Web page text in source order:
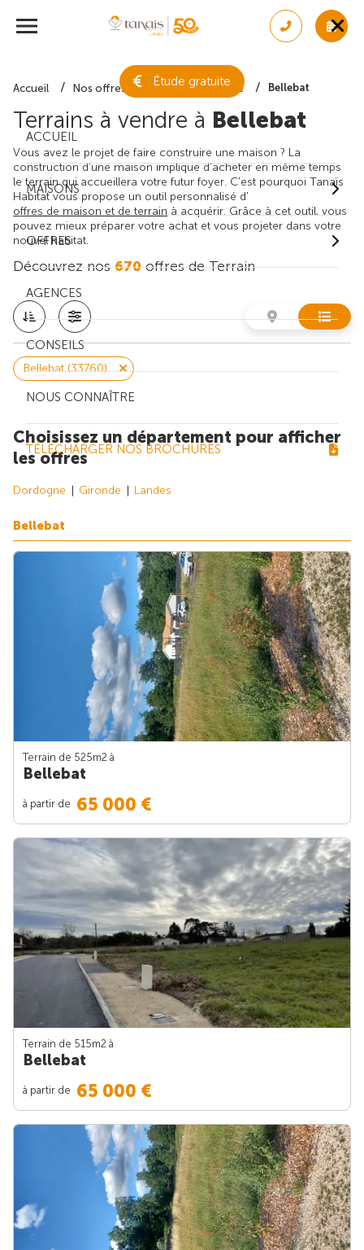
Étude gratuite
ACCUEIL
MAISONS
OFFRES
AGENCES
CONSEILS
NOUS CONNAÎTRE
TÉLÉCHARGER NOS BROCHURES
Accueil Nos offres de terrain Gironde Bellebat
Terrains à vendre à Bellebat
Vous avez le projet de faire construire une maison ? La
construction d'une maison implique d'acheter en même temps
le terrain qui accueillera votre futur foyer. C'est pourquoi Tanaïs
Habitat vous propose un outil personnalisé d'
offres de maison et de terrain à acquérir. Grâce à cet outil, vous
pouvez mieux préparer votre achat et vous projeter dans votre
nouvel habitat.
Découvrez nos670offres de Terrain
Bellebat (33760)
Choisissez un département pour afficher
les offres
Dordogne Gironde Landes
Bellebat
Terrain de 525m2 à
Bellebat
à partir de 65 000 €
Terrain de 515m2 à
Bellebat
à partir de 65 000 €